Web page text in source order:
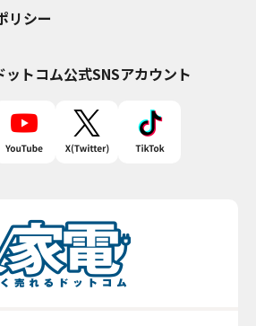
リシー
ットコム公式SNSアカウント